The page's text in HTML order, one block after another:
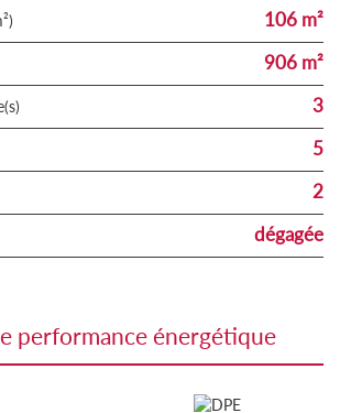
106 m²
906 m²
3
5
2
dégagée
performance énergétique